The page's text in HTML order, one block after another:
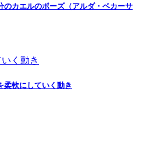
のカエルのポーズ（アルダ・ベカーサ
柔軟にしていく動き